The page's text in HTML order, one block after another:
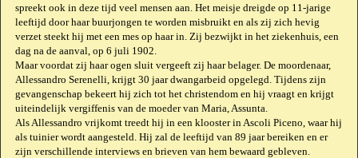
spreekt ook in deze tijd veel mensen aan. Het meisje dreigde op 11-jarige
leeftijd door haar buurjongen te worden misbruikt en als zij zich hevig
verzet steekt hij met een mes op haar in. Zij bezwijkt in het ziekenhuis, een
dag na de aanval, op 6 juli 1902.
Maar voordat zij haar ogen sluit vergeeft zij haar belager. De moordenaar,
Allessandro Serenelli, krijgt 30 jaar dwangarbeid opgelegd. Tijdens zijn
gevangenschap bekeert hij zich tot het christendom en hij vraagt en krijgt
uiteindelijk vergiffenis van de moeder van Maria, Assunta.
Als Allessandro vrijkomt treedt hij in een klooster in Ascoli Piceno, waar hij
als tuinier wordt aangesteld. Hij zal de leeftijd van 89 jaar bereiken en er
zijn verschillende interviews en brieven van hem bewaard gebleven.